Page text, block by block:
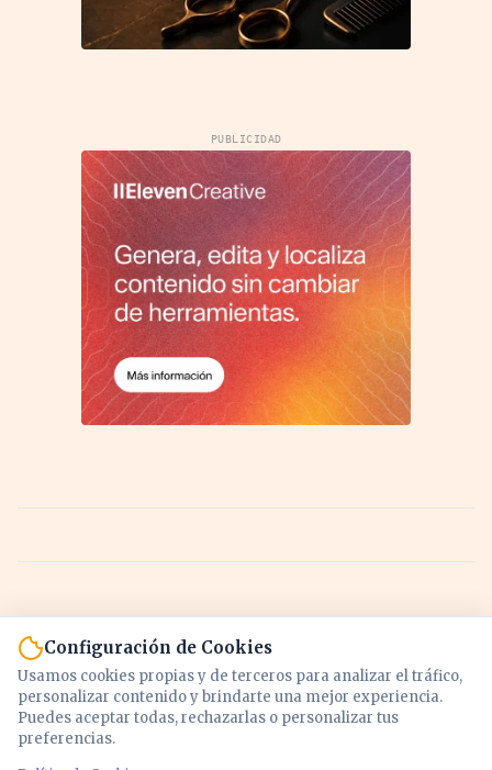
PUBLICIDAD
Configuración de Cookies
Usamos cookies propias y de terceros para analizar el tráfico,
personalizar contenido y brindarte una mejor experiencia.
Puedes aceptar todas, rechazarlas o personalizar tus
preferencias.